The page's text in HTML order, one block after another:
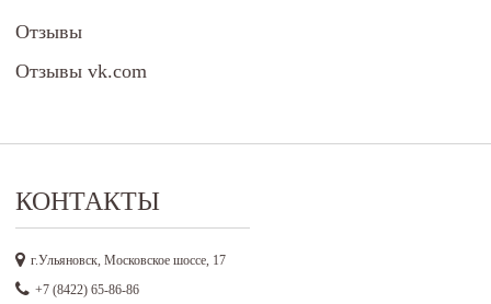
Отзывы
Отзывы vk.com
КОНТАКТЫ
г.Ульяновск, Московское шоссе, 17
+7 (8422) 65-86-86